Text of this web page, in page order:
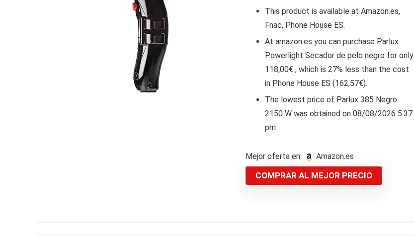
This product is available at Amazon.es,
Fnac, Phone House ES.
At amazon.es you can purchase Parlux
Powerlight Secador de pelo negro for only
118,00€ , which is 27% less than the cost
in Phone House ES (162,57€).
The lowest price of Parlux 385 Negro
2150 W was obtained on 08/08/2026 5:37
pm.
Mejor oferta en: Amazon.es
COMPRAR AL MEJOR PRECIO